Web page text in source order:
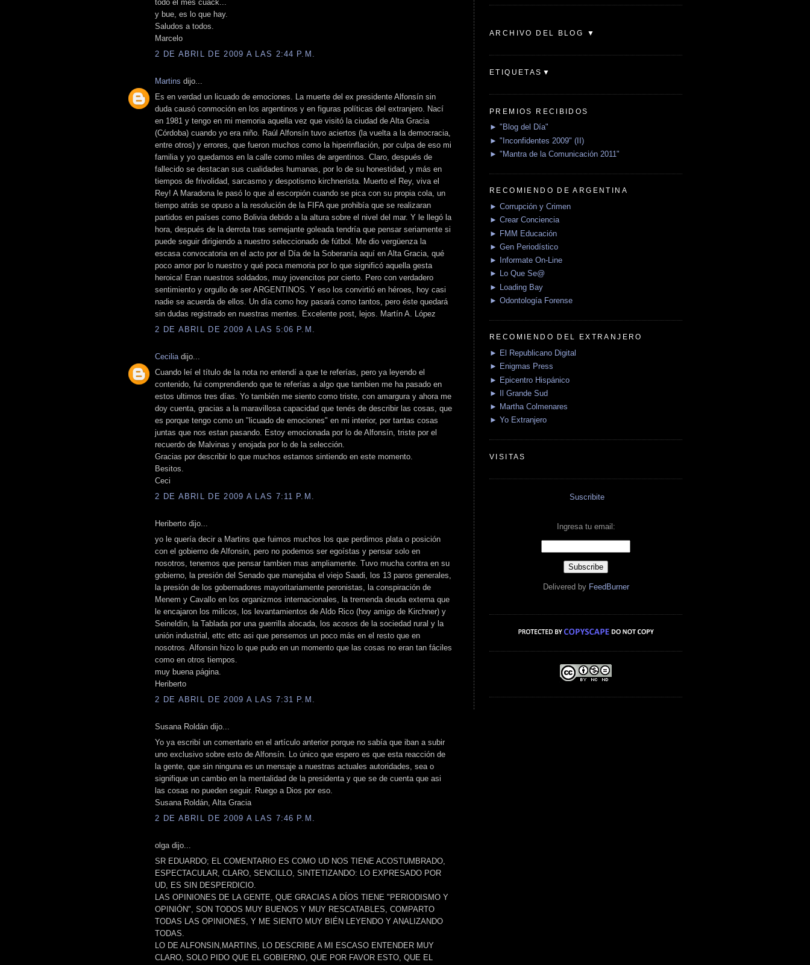
todo el mes cuack...
y bue, es lo que hay.
Saludos a todos.
Marcelo
2 DE ABRIL DE 2009 A LAS 2:44 P.M.
Martins dijo...
Es en verdad un licuado de emociones. La muerte del ex presidente Alfonsín sin
duda causó conmoción en los argentinos y en figuras políticas del extranjero. Nací
en 1981 y tengo en mi memoria aquella vez que visitó la ciudad de Alta Gracia
(Córdoba) cuando yo era niño. Raúl Alfonsín tuvo aciertos (la vuelta a la democracia,
entre otros) y errores, que fueron muchos como la hiperinflación, por culpa de eso mi
familia y yo quedamos en la calle como miles de argentinos. Claro, después de
fallecido se destacan sus cualidades humanas, por lo de su honestidad, y más en
tiempos de frivolidad, sarcasmo y despotismo kirchnerista. Muerto el Rey, viva el
Rey! A Maradona le pasó lo que al escorpión cuando se pica con su propia cola, un
tiempo atrás se opuso a la resolución de la FIFA que prohibía que se realizaran
partidos en países como Bolivia debido a la altura sobre el nivel del mar. Y le llegó la
hora, después de la derrota tras semejante goleada tendría que pensar seriamente si
puede seguir dirigiendo a nuestro seleccionado de fútbol. Me dio vergüenza la
escasa convocatoria en el acto por el Día de la Soberanía aquí en Alta Gracia, qué
poco amor por lo nuestro y qué poca memoria por lo que significó aquella gesta
heroica! Eran nuestros soldados, muy jovencitos por cierto. Pero con verdadero
sentimiento y orgullo de ser ARGENTINOS. Y eso los convirtió en héroes, hoy casi
nadie se acuerda de ellos. Un día como hoy pasará como tantos, pero éste quedará
sin dudas registrado en nuestras mentes. Excelente post, lejos. Martín A. López
2 DE ABRIL DE 2009 A LAS 5:06 P.M.
Cecilia dijo...
Cuando leí el título de la nota no entendí a que te referías, pero ya leyendo el
contenido, fui comprendiendo que te referías a algo que tambien me ha pasado en
estos ultimos tres días. Yo también me siento como triste, con amargura y ahora me
doy cuenta, gracias a la maravillosa capacidad que tenés de describir las cosas, que
es porque tengo como un "licuado de emociones" en mi interior, por tantas cosas
juntas que nos estan pasando. Estoy emocionada por lo de Alfonsín, triste por el
recuerdo de Malvinas y enojada por lo de la selección.
Gracias por describir lo que muchos estamos sintiendo en este momento.
Besitos.
Ceci
2 DE ABRIL DE 2009 A LAS 7:11 P.M.
Heriberto dijo...
yo le quería decir a Martins que fuimos muchos los que perdimos plata o posición
con el gobierno de Alfonsin, pero no podemos ser egoístas y pensar solo en
nosotros, tenemos que pensar tambien mas ampliamente. Tuvo mucha contra en su
gobierno, la presión del Senado que manejaba el viejo Saadi, los 13 paros generales,
la presión de los gobernadores mayoritariamente peronistas, la conspiración de
Menem y Cavallo en los organizmos internacionales, la tremenda deuda externa que
le encajaron los milicos, los levantamientos de Aldo Rico (hoy amigo de Kirchner) y
Seineldín, la Tablada por una guerrilla alocada, los acosos de la sociedad rural y la
unión industrial, ettc ettc asi que pensemos un poco más en el resto que en
nosotros. Alfonsin hizo lo que pudo en un momento que las cosas no eran tan fáciles
como en otros tiempos.
muy buena página.
Heriberto
2 DE ABRIL DE 2009 A LAS 7:31 P.M.
Susana Roldán dijo...
Yo ya escribí un comentario en el artículo anterior porque no sabía que iban a subir
uno exclusivo sobre esto de Alfonsín. Lo único que espero es que esta reacción de
la gente, que sin ninguna es un mensaje a nuestras actuales autoridades, sea o
signifique un cambio en la mentalidad de la presidenta y que se de cuenta que asi
las cosas no pueden seguir. Ruego a Dios por eso.
Susana Roldán, Alta Gracia
2 DE ABRIL DE 2009 A LAS 7:46 P.M.
olga dijo...
SR EDUARDO; EL COMENTARIO ES COMO UD NOS TIENE ACOSTUMBRADO,
ESPECTACULAR, CLARO, SENCILLO, SINTETIZANDO: LO EXPRESADO POR
UD, ES SIN DESPERDICIO.
LAS OPINIONES DE LA GENTE, QUE GRACIAS A DÍOS TIENE "PERIODISMO Y
OPINIÓN", SON TODOS MUY BUENOS Y MUY RESCATABLES, COMPARTO
TODAS LAS OPINIONES, Y ME SIENTO MUY BIÉN LEYENDO Y ANALIZANDO
TODAS.
LO DE ALFONSIN,MARTINS, LO DESCRIBE A MI ESCASO ENTENDER MUY
CLARO, SOLO PIDO QUE EL GOBIERNO, QUE POR FAVOR ESTO, QUE EL
ARCHIVO DEL BLOG ▼
ETIQUETAS▼
PREMIOS RECIBIDOS
► "Blog del Día"
► "Inconfidentes 2009" (II)
► "Mantra de la Comunicación 2011"
RECOMIENDO DE ARGENTINA
► Corrupción y Crimen
► Crear Conciencia
► FMM Educación
► Gen Periodístico
► Informate On-Line
► Lo Que Se@
► Loading Bay
► Odontología Forense
RECOMIENDO DEL EXTRANJERO
► El Republicano Digital
► Enigmas Press
► Epicentro Hispánico
► Il Grande Sud
► Martha Colmenares
► Yo Extranjero
VISITAS
Suscribite
Ingresa tu email:
Delivered by FeedBurner